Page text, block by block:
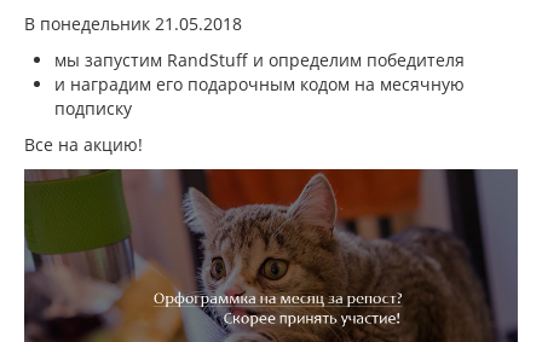
В понедельник 21.05.2018
мы запустим RandStuff и определим победителя
и наградим его подарочным кодом на месячную
подписку
Все на акцию!